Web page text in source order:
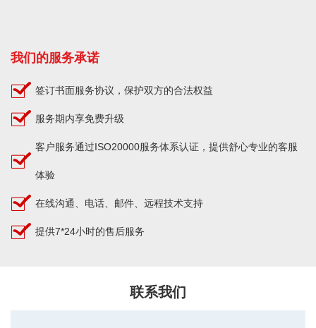
我们的服务承诺
签订书面服务协议，保护双方的合法权益
服务期内享免费升级
客户服务通过ISO20000服务体系认证，提供舒心专业的客服
体验
在线沟通、电话、邮件、远程技术支持
提供7*24小时的售后服务
联系我们